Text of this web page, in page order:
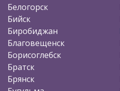
Белогорск
Бийск
Биробиджан
Благовещенск
Борисоглебск
Братск
Брянск